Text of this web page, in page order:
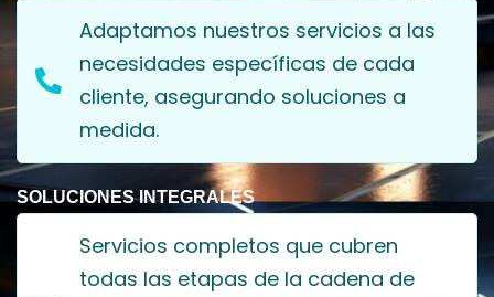
Adaptamos nuestros servicios a las
necesidades específicas de cada
cliente, asegurando soluciones a
medida.
SOLUCIONES INTEGRALES
Servicios completos que cubren
todas las etapas de la cadena de